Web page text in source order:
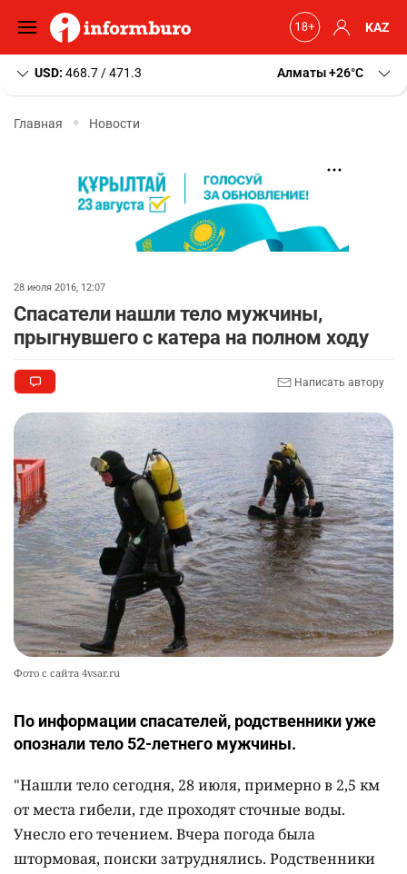
KAZ
USD: 468.7 / 471.3 Алматы+26 C
Главная Новости
28 июля 2016, 12:07
Спасатели нашли тело мужчины,
прыгнувшего с катера на полном ходу
Написать автору
Фото с сайта 4vsar.ru
По информации спасателей, родственники уже
опознали тело 52-летнего мужчины.
"Нашли тело сегодня, 28 июля, примерно в 2,5 км
от места гибели, где проходят сточные воды.
Унесло его течением. Вчера погода была
штормовая, поиски затруднялись. Родственники